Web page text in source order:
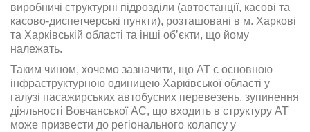
виробничі структурні підрозділи (автостанції, касові та
касово-диспетчерські пункти), розташовані в м. Харкові
та Харківській області та інші об’єкти, що йому
належать.
Таким чином, хочемо зазначити, що АТ є основною
інфраструктурною одиницею Харківської області у
галузі пасажирських автобусних перевезень, зупинення
діяльності Вовчанської АС, що входить в структуру АТ
може призвести до регіонального колапсу у